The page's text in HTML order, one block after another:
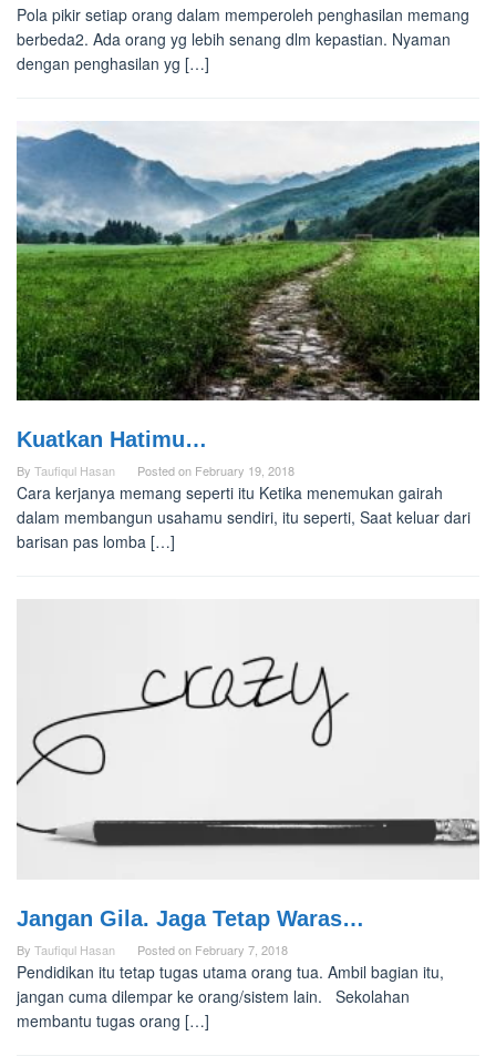
Pola pikir setiap orang dalam memperoleh penghasilan memang
berbeda2. Ada orang yg lebih senang dlm kepastian. Nyaman
dengan penghasilan yg […]
Kuatkan Hatimu…
By Taufiqul Hasan Posted on February 19, 2018
Cara kerjanya memang seperti itu Ketika menemukan gairah
dalam membangun usahamu sendiri, itu seperti, Saat keluar dari
barisan pas lomba […]
Jangan Gila. Jaga Tetap Waras…
By Taufiqul Hasan Posted on February 7, 2018
Pendidikan itu tetap tugas utama orang tua. Ambil bagian itu,
jangan cuma dilempar ke orang/sistem lain. Sekolahan
membantu tugas orang […]